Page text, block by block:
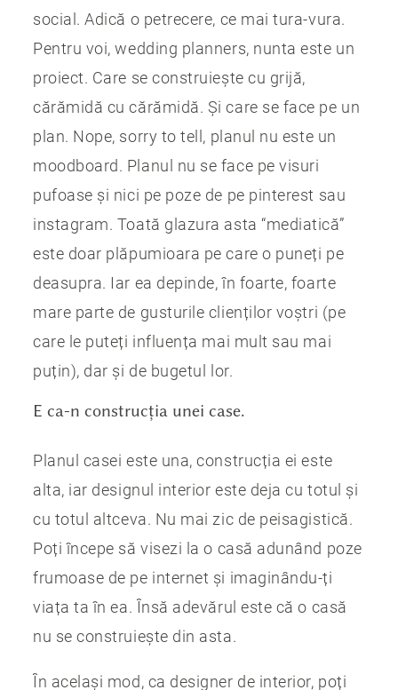
social. Adică o petrecere, ce mai tura-vura.
Pentru voi, wedding planners, nunta este un
proiect. Care se construiește cu grijă,
cărămidă cu cărămidă. Și care se face pe un
plan. Nope, sorry to tell, planul nu este un
moodboard. Planul nu se face pe visuri
pufoase și nici pe poze de pe pinterest sau
instagram. Toată glazura asta “mediatică”
este doar plăpumioara pe care o puneți pe
deasupra. Iar ea depinde, în foarte, foarte
mare parte de gusturile clienților voștri (pe
care le puteți influența mai mult sau mai
puțin), dar și de bugetul lor.
E ca-n construcția unei case.
Planul casei este una, construcția ei este
alta, iar designul interior este deja cu totul și
cu totul altceva. Nu mai zic de peisagistică.
Poți începe să visezi la o casă adunând poze
frumoase de pe internet și imaginându-ți
viața ta în ea. Însă adevărul este că o casă
nu se construiește din asta.
În același mod, ca designer de interior, poți